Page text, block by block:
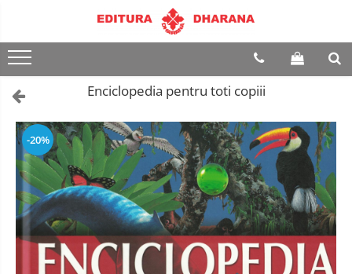
Enciclopedia pentru toti copiii
-20%